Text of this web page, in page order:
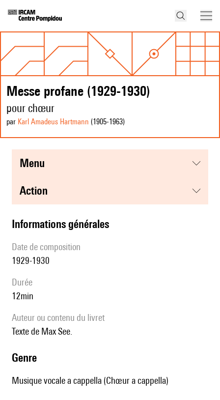
Messe profane (1929-1930)
pour chœur
par Karl Amadeus Hartmann (1905-1963)
menu
action
informations générales
date de composition
1929-1930
durée
12min
Auteur ou contenu du livret
Texte de Max See.
genre
Musique vocale a cappella (Chœur a cappella)